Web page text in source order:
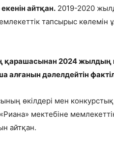
айтқан. 2019-2020
тапсырыс көлемін
2024 жылдың
алғанын дәлелдейтін
өкілдері мен
мектебіне
айтқан.